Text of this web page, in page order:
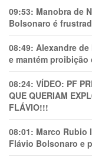
09:53: Manobra de
Bolsonaro é
08:49: Alexandre
e mantém
08:24: VÍDEO: PF
QUE QUERIAM
FLÁVIO!!!
08:01: Marco Rubio
Flávio Bolsonaro e